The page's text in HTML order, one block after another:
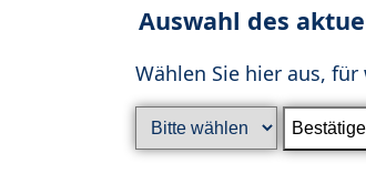
Auswahl des
Wählen Sie hier aus,